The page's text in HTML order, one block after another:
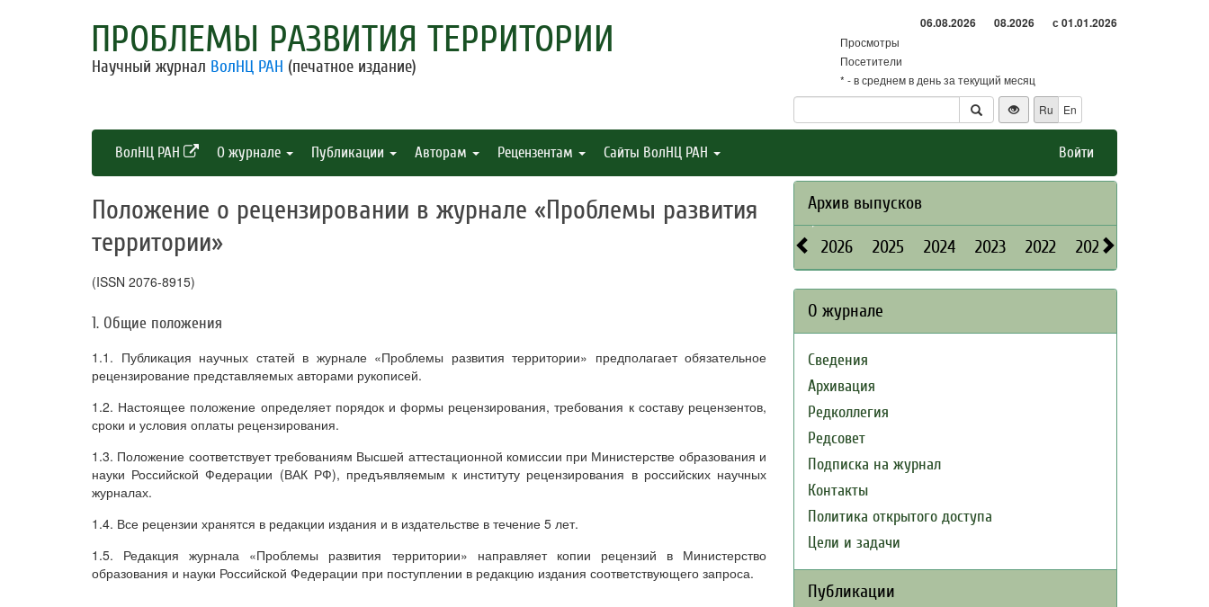
ПРОБЛЕМЫ РАЗВИТИЯ ТЕРРИТОРИИ
Научный журнал ВолНЦ РАН (печатное издание)
06.08.2026 08.2026 с 01.01.2026
Просмотры
Посетители
* - в среднем в день за текущий месяц
Ru
En
ВолНЦ РАН О журнале Публикации Авторам Рецензентам Сайты ВолНЦ РАН Войти
Положение о рецензировании в журнале «Проблемы развития
территории»
(ISSN 2076-8915)
1. Общие положения
1.1. Публикация научных статей в журнале «Проблемы развития территории» предполагает обязательное
рецензирование представляемых авторами рукописей.
1.2. Настоящее положение определяет порядок и формы рецензирования, требования к составу рецензентов,
сроки и условия оплаты рецензирования.
1.3. Положение соответствует требованиям Высшей аттестационной комиссии при Министерстве образования и
науки Российской Федерации (ВАК РФ), предъявляемым к институту рецензирования в российских научных
журналах.
1.4. Все рецензии хранятся в редакции издания и в издательстве в течение 5 лет.
1.5. Редакция журнала «Проблемы развития территории» направляет копии рецензий в Министерство
образования и науки Российской Федерации при поступлении в редакцию издания соответствующего запроса.
Архив выпусков
2026 2025 2024 2023 2022 2021
О журнале
Сведения
Архивация
Редколлегия
Редсовет
Подписка на журнал
Контакты
Политика открытого доступа
Цели и задачи
Публикации